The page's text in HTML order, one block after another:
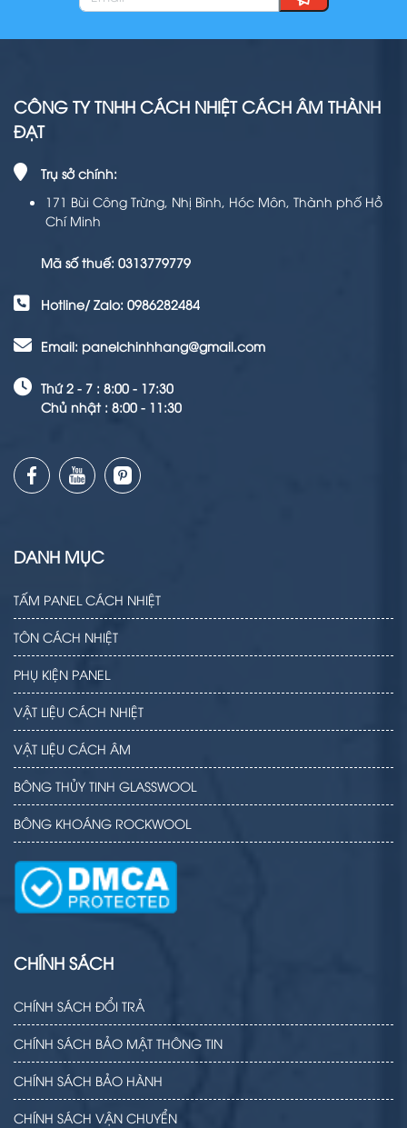
CÔNG TY TNHH CÁCH NHIỆT CÁCH ÂM THÀNH
ĐẠT
Trụ sở chính:
171 Bùi Công Trừng, Nhị Bình, Hóc Môn, Thành phố Hồ
Chí Minh
Mã số thuế: 0313779779
Hotline/ Zalo: 0986282484
Email: panelchinhhang@gmail.com
Thứ 2 - 7 : 8:00 - 17:30
Chủ nhật : 8:00 - 11:30
DANH MỤC
TẤM PANEL CÁCH NHIỆT
TÔN CÁCH NHIỆT
PHỤ KIỆN PANEL
VẬT LIỆU CÁCH NHIỆT
VẬT LIỆU CÁCH ÂM
BÔNG THỦY TINH GLASSWOOL
BÔNG KHOÁNG ROCKWOOL
CHÍNH SÁCH
CHÍNH SÁCH ĐỔI TRẢ
CHÍNH SÁCH BẢO MẬT THÔNG TIN
CHÍNH SÁCH BẢO HÀNH
CHÍNH SÁCH VẬN CHUYỂN